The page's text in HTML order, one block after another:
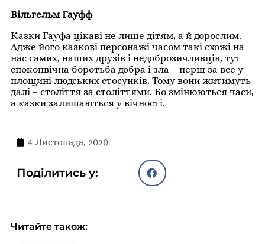
Вільгельм Гауфф
Казки Гауфа цікаві не лише дітям, а й дорослим.
Адже його казкові персонажі часом такі схожі на
нас самих, наших друзів і недоброзичливців, тут
споконвічна боротьба добра і зла – перш за все у
площині людських стосунків. Тому вони житимуть
далі – століття за століттями. Бо змінюються часи,
а казки залишаються у вічності.
4 Листопада, 2020
Поділитись у:
Читайте також: